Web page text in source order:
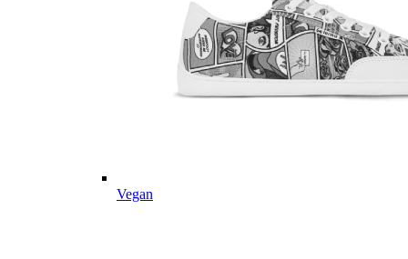
Vegan